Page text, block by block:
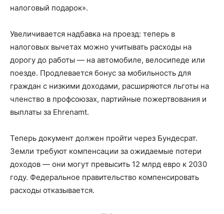
налоговый подарок».
Увеличивается надбавка на проезд: теперь в
налоговых вычетах можно учитывать расходы на
дорогу до работы — на автомобиле, велосипеде или
поезде. Продлевается бонус за мобильность для
граждан с низкими доходами, расширяются льготы на
членство в профсоюзах, партийные пожертвования и
выплаты за Ehrenamt.
Теперь документ должен пройти через Бундесрат.
Земли требуют компенсации за ожидаемые потери
доходов — они могут превысить 12 млрд евро к 2030
году. Федеральное правительство компенсировать
расходы отказывается.